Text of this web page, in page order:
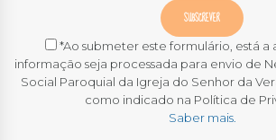
*Ao submeter este formulário, está a
informação seja processada para envio de
Social Paroquial da Igreja do Senhor da
como indicado na Política de
Saber mais.